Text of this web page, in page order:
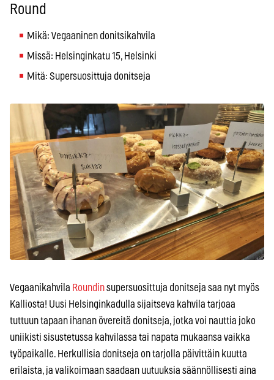
Round
Mikä: Vegaaninen donitsikahvila
Missä: Helsinginkatu 15, Helsinki
Mitä: Supersuosittuja donitseja
Vegaanikahvila Roundinsupersuosittuja donitseja saa nyt myös
Kalliosta! Uusi Helsinginkadulla sijaitseva kahvila tarjoaa
tuttuun tapaan ihanan övereitä donitseja, jotka voi nauttia joko
uniikisti sisustetussa kahvilassa tai napata mukaansa vaikka
työpaikalle. Herkullisia donitseja on tarjolla päivittäin kuutta
erilaista, ja valikoimaan saadaan uutuuksia säännöllisesti aina